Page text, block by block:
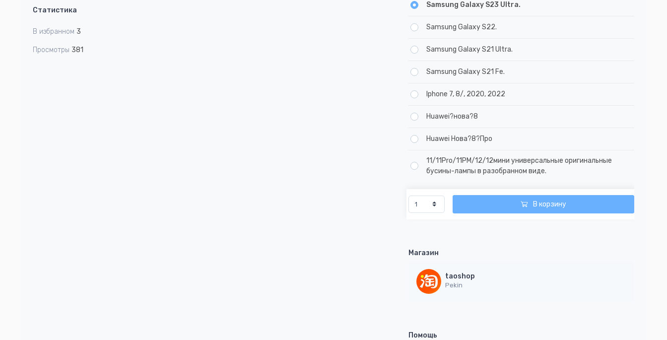
Статистика
В избранном 3
Просмотры 381
Samsung Galaxy S23 Ultra.
Samsung Galaxy S22.
Samsung Galaxy S21 Ultra.
Samsung Galaxy S21 Fe.
Iphone 7, 8/, 2020, 2022
Huawei?нова?8
Huawei Нова?8?Про
11/11Pro/11PM/12/12мини универсальные оригинальные
бусины-лампы в разобранном виде.
В корзину
Магазин
taoshop
Pekin
Помощь